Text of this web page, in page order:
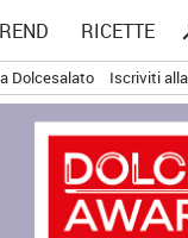
RICETTE
Dolcesalato Iscriviti